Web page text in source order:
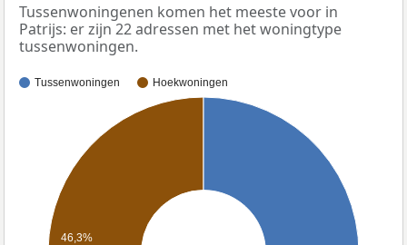
Tussenwoningenen komen het meeste voor in
Patrijs: er zijn 22 adressen met het woningtype
tussenwoningen.
Tussenwoningen Hoekwoningen
46,3%